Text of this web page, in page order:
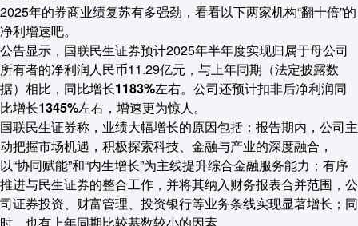
2025年的券商业绩复苏有多强劲，看看以下两家机构“翻十倍”的
净利增速吧。
公告显示， 国联民生证券预计2025年半年度实现归属于母公司
所有者的净利润人民币11.29亿元，与上年同期（法定披露数
据）相比， 同比增长1183%左右。公司还预计扣非后净利润同
比增长1345%左右 ，增速更为惊人。
国联民生证券称，业绩大幅增长的原因包括：报告期内，公司主
动把握市场机遇，积极探索科技、金融与产业的深度融合，
以“协同赋能”和“内生增长”为主线提升综合金融服务能力； 有序
推进与民生证券的整合工作，并将其纳入财务报表合并范围，公
司证券投资、财富管理、投资银行等业务条线实现显著增长 ；同